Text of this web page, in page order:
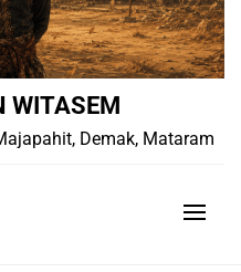
WITASEM
Demak, Mataram